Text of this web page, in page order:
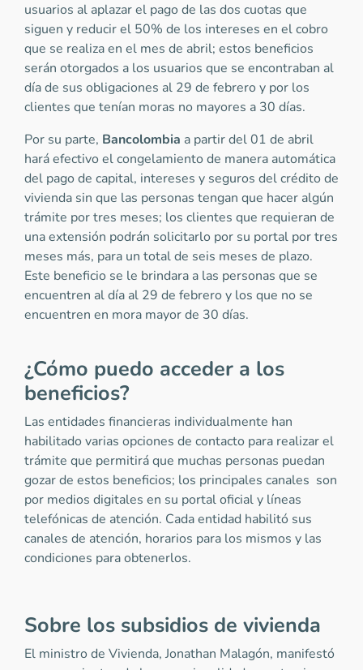
usuarios al aplazar el pago de las dos cuotas que
siguen y reducir el 50% de los intereses en el cobro
que se realiza en el mes de abril; estos beneficios
serán otorgados a los usuarios que se encontraban al
día de sus obligaciones al 29 de febrero y por los
clientes que tenían moras no mayores a 30 días.
Por su parte, Bancolombia a partir del 01 de abril
hará efectivo el congelamiento de manera automática
del pago de capital, intereses y seguros del crédito de
vivienda sin que las personas tengan que hacer algún
trámite por tres meses; los clientes que requieran de
una extensión podrán solicitarlo por su portal por tres
meses más, para un total de seis meses de plazo.
Este beneficio se le brindara a las personas que se
encuentren al día al 29 de febrero y los que no se
encuentren en mora mayor de 30 días.
¿Cómo puedo acceder a los
beneficios?
Las entidades financieras individualmente han
habilitado varias opciones de contacto para realizar el
trámite que permitirá que muchas personas puedan
gozar de estos beneficios; los principales canales son
por medios digitales en su portal oficial y líneas
telefónicas de atención. Cada entidad habilitó sus
canales de atención, horarios para los mismos y las
condiciones para obtenerlos.
Sobre los subsidios de vivienda
El ministro de Vivienda, Jonathan Malagón, manifestó